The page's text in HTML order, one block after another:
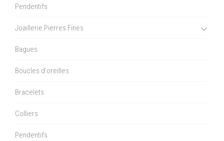
Pendentifs
Joaillerie Pierres Fines
Bagues
Boucles d'oreilles
Bracelets
Colliers
Pendentifs